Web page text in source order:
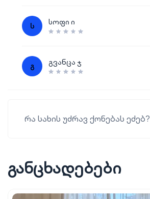
განცხადებები
ს სოფი ი
გ გვანცა ჯ
რა სახის უძრავ ქონებას ეძებ?